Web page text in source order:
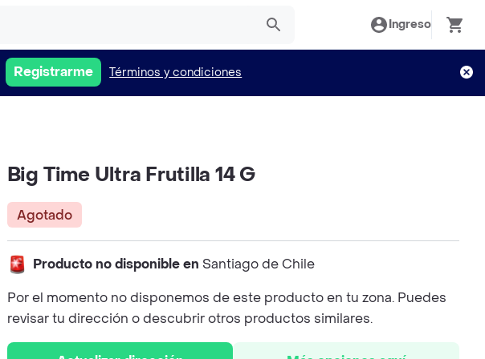
Ingreso
Registrarme Términos y condiciones
Big Time Ultra Frutilla 14 G
Agotado
Producto no disponible en Santiago de Chile
Por el momento no disponemos de este producto en tu zona. Puedes
revisar tu dirección o descubrir otros productos similares.